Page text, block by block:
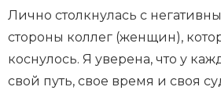
Лично столкнулась с
стороны коллег (женщин),
коснулось. Я уверена, что у
свой путь, свое время и своя